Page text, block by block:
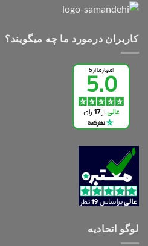
کاربران درمورد ما چه میگویند؟
لوگو اتحادیه